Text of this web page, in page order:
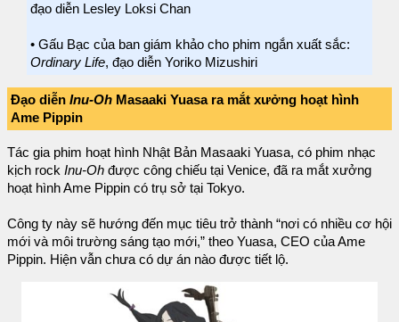
đạo diễn Lesley Loksi Chan
• Gấu Bạc của ban giám khảo cho phim ngắn xuất sắc:
Ordinary Life, đạo diễn Yoriko Mizushiri
Đạo diễn Inu-Oh Masaaki Yuasa ra mắt xưởng hoạt hình
Ame Pippin
Tác gia phim hoạt hình Nhật Bản Masaaki Yuasa, có phim nhạc
kịch rock Inu-Oh được công chiếu tại Venice, đã ra mắt xưởng
hoạt hình Ame Pippin có trụ sở tại Tokyo.
Công ty này sẽ hướng đến mục tiêu trở thành “nơi có nhiều cơ hội
mới và môi trường sáng tạo mới,” theo Yuasa, CEO của Ame
Pippin. Hiện vẫn chưa có dự án nào được tiết lộ.